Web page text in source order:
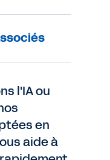
l'IA ou
en
aide à